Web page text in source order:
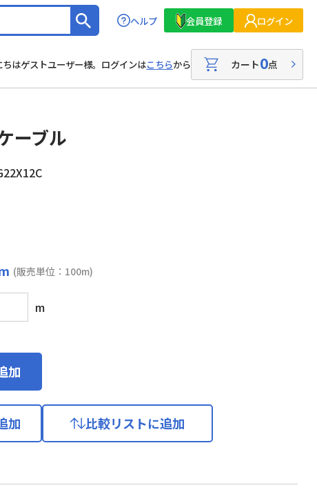
ヘルプ 会員登録 ログイン
ちはゲストユーザー様。ログインはこちらから カート0点
ーブル
(販売単位：100m)
m
加
加 比較リストに追加